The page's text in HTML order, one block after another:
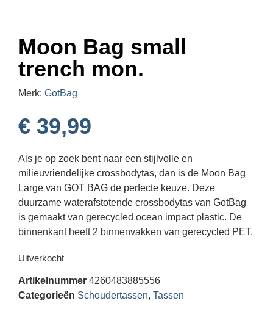
Moon Bag small
trench mon.
Merk: GotBag
€ 39,99
Als je op zoek bent naar een stijlvolle en
milieuvriendelijke crossbodytas, dan is de Moon Bag
Large van GOT BAG de perfecte keuze. Deze
duurzame waterafstotende crossbodytas van GotBag
is gemaakt van gerecycled ocean impact plastic. De
binnenkant heeft 2 binnenvakken van gerecycled PET.
Uitverkocht
Artikelnummer 4260483885556
Categorieën Schoudertassen, Tassen